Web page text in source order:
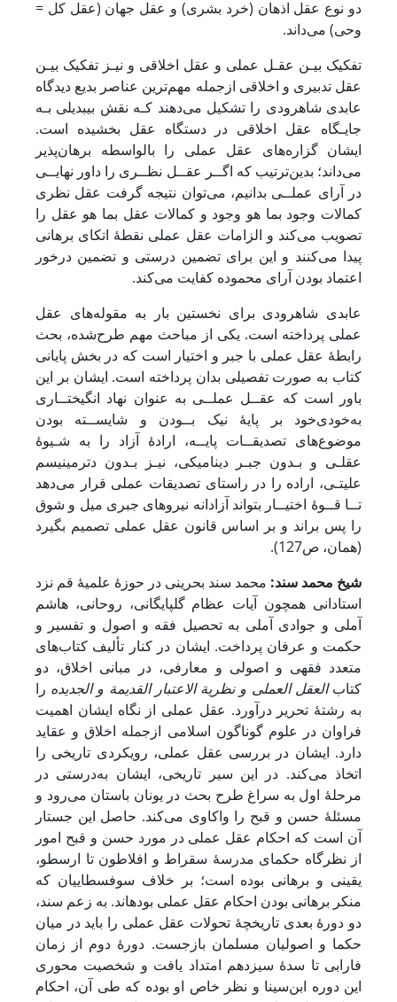
دو نوع عقل اذهان (خرد بشری) و عقل جهان (عقل کل =
وحی) می‌داند.
تفکیک بیـن عقـل عملی و عقل اخلاقی و نیـز تفکیک بیـن
عقل تدبیری و اخلاقی ازجمله مهم‌ترین عناصر بدیع دیدگاه
عابدی شاهرودی را تشکیل می‌دهند کـه نقش بی‎بدیلی بـه
جایـگاه عقل اخلاقی در دستگاه عقل بخشیده است.
ایشان گزاره‌های عقل عملی را بالواسطه برهان‌پذیر
می‌داند؛ بدین‌ترتیب که اگــر عقــل نظــری را داور نهایــی
در آرای عملــی بدانیم، می‌توان نتیجه گرفت عقل نظری
کمالات وجود بما هو وجود و کمالات عقل بما هو عقل را
تصویب می‌کند و الزامات عقل عملی نقطۀ اتکای برهانی
پیدا می‌کنند و این برای تضمین درستی و تضمین درخور
اعتماد بودن آرای محموده کفایت می‌کند.
عابدی شاهرودی برای نخستین بار به مقوله‌های عقل
عملی پرداخته است. یکی از مباحث مهم طرح‌شده، بحث
رابطۀ عقل عملی با جبر و اختیار است که در بخش پایانی
کتاب به صورت تفصیلی بدان پرداخته است. ایشان بر این
باور است که عقــل عملــی به عنوان نهاد انگیختــاری
به‌خودی‌خود بر پایۀ نیک بــودن و شایســته بودن
موضوع‌های تصدیقــات پایــه، ارادۀ آزاد را به شـیوۀ
عقلـی و بـدون جبـر دینامیکی، نیـز بـدون دترمینیسم
علیتـی، اراده را در راستای تصدیقات عملی قرار می‌دهد
تــا قــوۀ اختیــار بتواند آزادانه نیروهای جبری میل و شوق
را پس براند و بر اساس قانون عقل عملی تصمیم بگیرد
(همان، ص127).
شیخ محمد سند: محمد سند بحرینی در حوزۀ علمیۀ قم نزد
استادانی همچون آیات عظام گلپایگانی، روحانی، هاشم
آملی و جوادی آملی به تحصیل فقه و اصول و تفسیر و
حکمت و عرفان پرداخت. ایشان در کنار تألیف کتاب‌های
متعدد فقهی و اصولی و معارفی، در مبانی اخلاق، دو
کتابالعقل العملی و نظریة الاعتبار القدیمة و الجدیده را
به رشتۀ تحریر درآورد. عقل عملی از نگاه ایشان اهمیت
فراوان در علوم گوناگون اسلامی ازجمله اخلاق و عقاید
دارد. ایشان در بررسی عقل عملی، رویکردی تاریخی را
اتخاذ می‌کند. در این سیر تاریخی، ایشان به‌درستی در
مرحلۀ اول به سراغ طرح بحث در یونان باستان می‌رود و
مسئلۀ حسن و قبح را واکاوی می‌کند. حاصل این جستار
آن است که احکام عقل عملی در مورد حسن و قبح امور
از نظرگاه حکمای مدرسۀ سقراط و افلاطون تا ارسطو،
یقینی و برهانی بوده است؛ بر خلاف سوفسطاییان که
منکر برهانی بودن احکام عقل عملی بوده‎اند. به زعم سند،
دو دورۀ بعدی تاریخچۀ تحولات عقل عملی را باید در میان
حکما و اصولیان مسلمان بازجست. دورۀ دوم از زمان
فارابی تا سدۀ سیزدهم امتداد یافت و شخصیت محوری
این دوره ابن‌سینا و نظر خاص او بوده که طی آن، احکام